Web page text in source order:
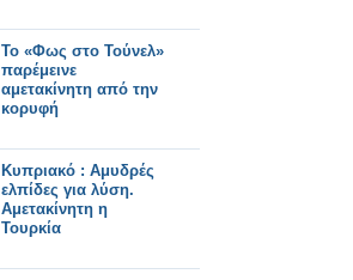
Το «Φως στο Τούνελ»
παρέμεινε
αμετακίνητη από την
κορυφή
Κυπριακό : Αμυδρές
ελπίδες για λύση.
Αμετακίνητη η
Τουρκία